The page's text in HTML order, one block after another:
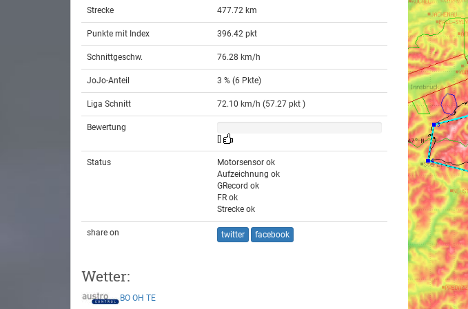
Strecke 477.72 km
Punkte mit Index 396.42 pkt
Schnittgeschw. 76.28 km/h
JoJo-Anteil 3 % (6 Pkte)
Liga Schnitt 72.10 km/h (57.27 pkt )
Bewertung
[]
Status
Motorsensor ok
Aufzeichnung ok
GRecord ok
FR ok
Strecke ok
share on twitter facebook
Wetter:
BO OH TE